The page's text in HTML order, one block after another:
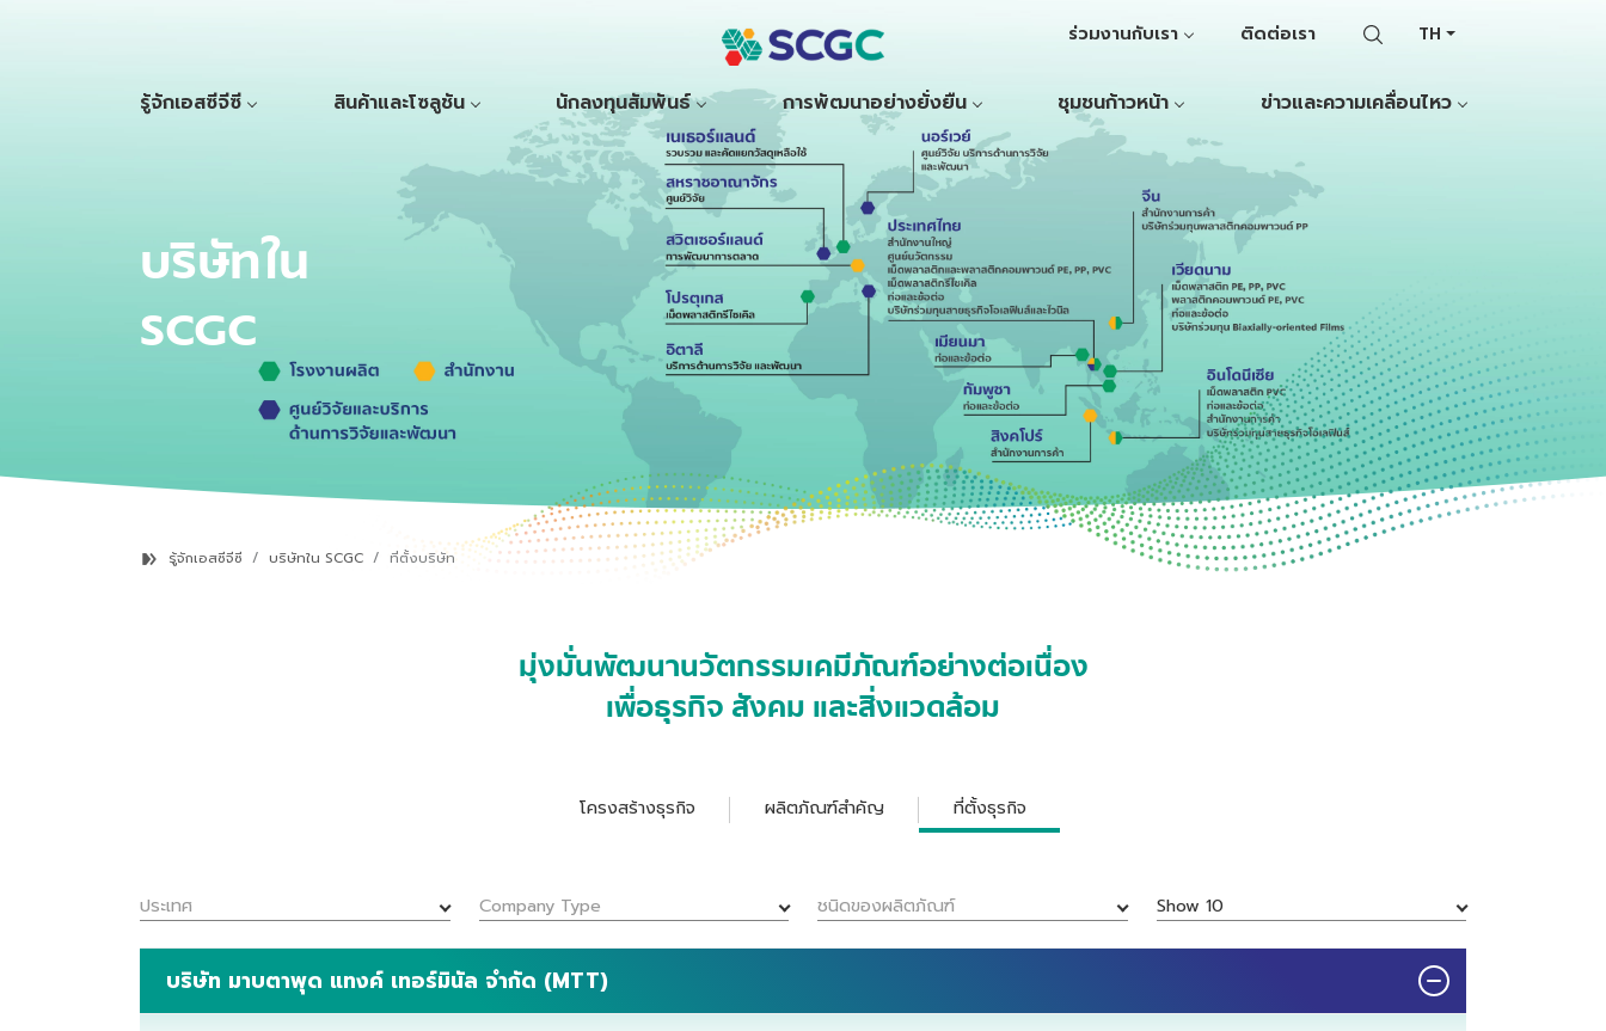
TH
ร่วมงานกับเรา ติดต่อเรา
รู้จักเอสซีจีซี สินค้าและโซลูชัน นักลงทุนสัมพันธ์ การพัฒนาอย่างยั่งยืน ชุมชนก้าวหน้า ข่าวและความเคลื่อนไหว
บริษัทใน
SCGC
รู้จักเอสซีจีซี บริษัทใน SCGC ที่ตั้งบริษัท
มุ่งมั่นพัฒนานวัตกรรมเคมีภัณฑ์อย่างต่อเนื่อง
เพื่อธุรกิจ สังคม และสิ่งแวดล้อม
โครงสร้างธุรกิจ ผลิตภัณฑ์สำคัญ ที่ตั้งธุรกิจ
ประเทศ Company Type ชนิดของผลิตภัณฑ์ Show 10
บริษัท มาบตาพุด แทงค์ เทอร์มินัล จำกัด (MTT)